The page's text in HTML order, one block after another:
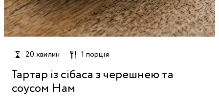
20 хвилин 1 порція
Тартар із сібаса з черешнею та
соусом Нам